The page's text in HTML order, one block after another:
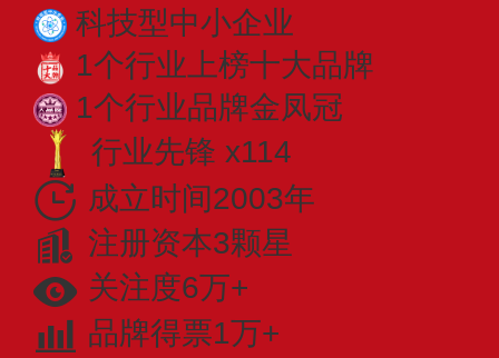
科技型中小企业
1个行业上榜十大品牌
1个行业品牌金凤冠
行业先锋 x114
成立时间2003年
注册资本3颗星
关注度6万+
品牌得票1万+